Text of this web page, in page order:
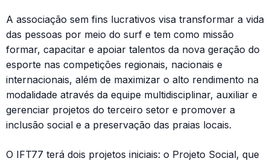
A associação sem fins lucrativos visa transformar a vida
das pessoas por meio do surf e tem como missão
formar, capacitar e apoiar talentos da nova geração do
esporte nas competições regionais, nacionais e
internacionais, além de maximizar o alto rendimento na
modalidade através da equipe multidisciplinar, auxiliar e
gerenciar projetos do terceiro setor e promover a
inclusão social e a preservação das praias locais.
O IFT77 terá dois projetos iniciais: o Projeto Social, que